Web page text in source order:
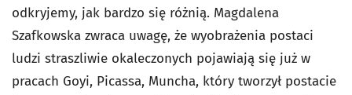
odkryjemy, jak bardzo się różnią. Magdalena
Szafkowska zwraca uwagę, że wyobrażenia postaci
ludzi straszliwie okaleczonych pojawiają się już w
pracach Goyi, Picassa, Muncha, który tworzył postacie